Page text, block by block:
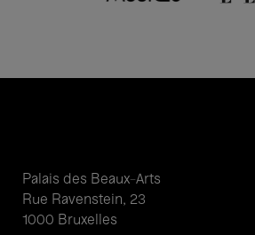
Palais des Beaux-Arts
Rue Ravenstein, 23
1000 Bruxelles